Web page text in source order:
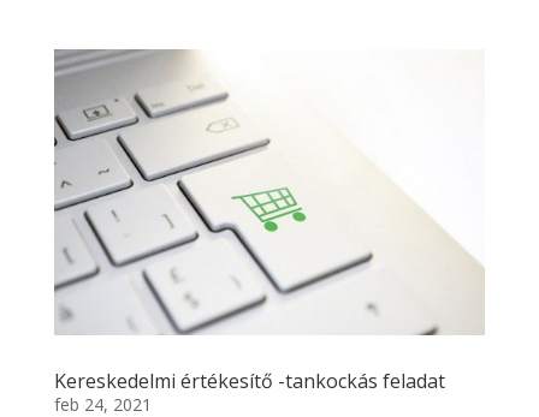
Kereskedelmi értékesítő -tankockás feladat
feb 24, 2021